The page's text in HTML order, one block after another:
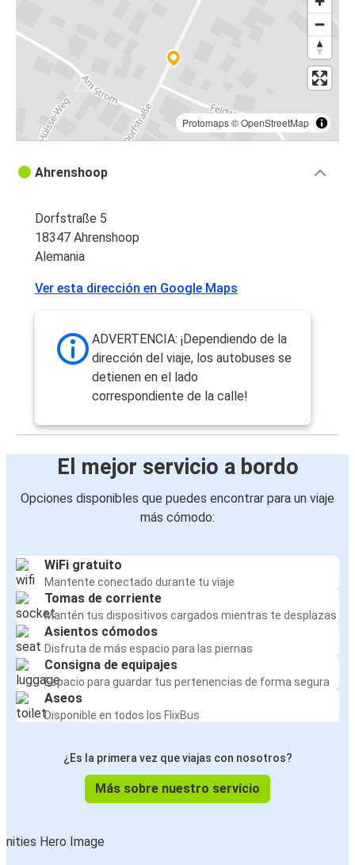
Protomaps©OpenStreetMap
Ahrenshoop
Dorfstraße 5
18347 Ahrenshoop
Alemania
Ver esta dirección en Google Maps
ADVERTENCIA: ¡Dependiendo de la
dirección del viaje, los autobuses se
detienen en el lado
correspondiente de la calle!
El mejor servicio a bordo
Opciones disponibles que puedes encontrar para un viaje
más cómodo:
WiFi gratuito
Mantente conectado durante tu viaje
Tomas de corriente
Mantén tus dispositivos cargados mientras te desplazas
Asientos cómodos
Disfruta de más espacio para las piernas
Consigna de equipajes
Espacio para guardar tus pertenencias de forma segura
Aseos
Disponible en todos los FlixBus
¿Es la primera vez que viajas con nosotros?
Más sobre nuestro servicio